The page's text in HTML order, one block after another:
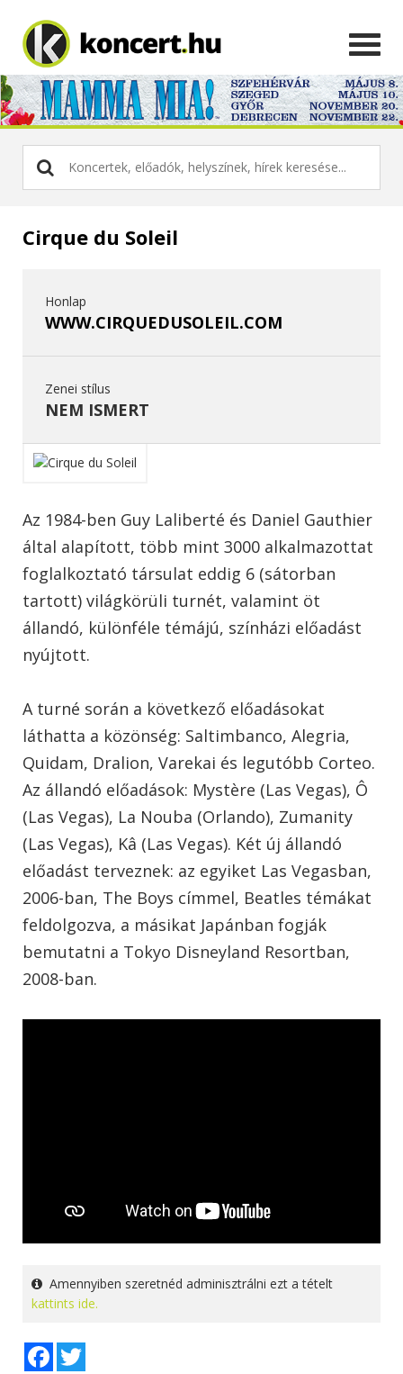
Cirque du Soleil
Honlap
WWW.CIRQUEDUSOLEIL.COM
Zenei stílus
NEM ISMERT
Az 1984-ben Guy Laliberté és Daniel Gauthier
által alapított, több mint 3000 alkalmazottat
foglalkoztató társulat eddig 6 (sátorban
tartott) világkörüli turnét, valamint öt
állandó, különféle témájú, színházi előadást
nyújtott.
A turné során a következő előadásokat
láthatta a közönség: Saltimbanco, Alegria,
Quidam, Dralion, Varekai és legutóbb Corteo.
Az állandó előadások: Mystère (Las Vegas), Ô
(Las Vegas), La Nouba (Orlando), Zumanity
(Las Vegas), Kâ (Las Vegas). Két új állandó
előadást terveznek: az egyiket Las Vegasban,
2006-ban, The Boys címmel, Beatles témákat
feldolgozva, a másikat Japánban fogják
bemutatni a Tokyo Disneyland Resortban,
2008-ban.
Amennyiben szeretnéd adminisztrálni ezt a tételt
kattints ide.
Facebook